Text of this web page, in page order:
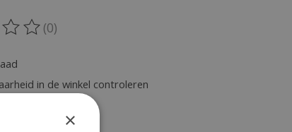
van dit product is
(0)
in de winkel controleren
×